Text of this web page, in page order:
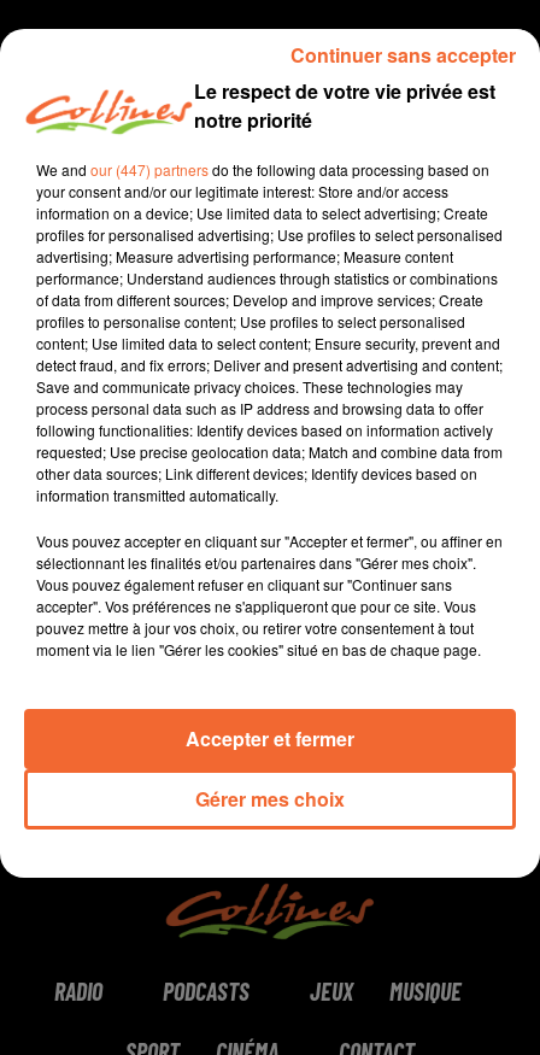
info niort
10 mars 2020
INFOS NIORT DU MARDI 10 MARS ( SOIR )
Collines la Radio
Info Niort
Les annulations ou reports de manifestations et autres
concerts se succèdent en raison du Coronavirus.
Les avocats poursuivent leur mouvement de grève
contre la réforme des retraites.
0:00
RADIO PODCASTS JEUX MUSIQUE
Le respect de votre vie privée est
notre priorité
We and our (447) partnersdo the following data processing based on
your consent and/or our legitimate interest: Store and/or access
information on a device; Use limited data to select advertising; Create
profiles for personalised advertising; Use profiles to select personalised
advertising; Measure advertising performance; Measure content
performance; Understand audiences through statistics or combinations
of data from different sources; Develop and improve services; Create
profiles to personalise content; Use profiles to select personalised
content; Use limited data to select content; Ensure security, prevent and
detect fraud, and fix errors; Deliver and present advertising and content;
Save and communicate privacy choices. These technologies may
process personal data such as IP address and browsing data to offer
following functionalities: Identify devices based on information actively
requested; Use precise geolocation data; Match and combine data from
other data sources; Link different devices; Identify devices based on
information transmitted automatically.
Vous pouvez accepter en cliquant sur "Accepter et fermer", ou affiner en
sélectionnant les finalités et/ou partenaires dans "Gérer mes choix".
Vous pouvez également refuser en cliquant sur "Continuer sans
accepter". Vos préférences ne s'appliqueront que pour ce site. Vous
pouvez mettre à jour vos choix, ou retirer votre consentement à tout
moment via le lien "Gérer les cookies" situé en bas de chaque page.
Gérer mes choix
Accepter et fermer
Continuer sans accepter